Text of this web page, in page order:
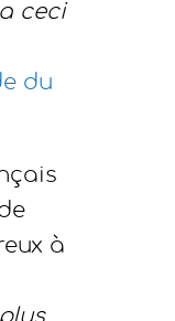
ceci
du
à